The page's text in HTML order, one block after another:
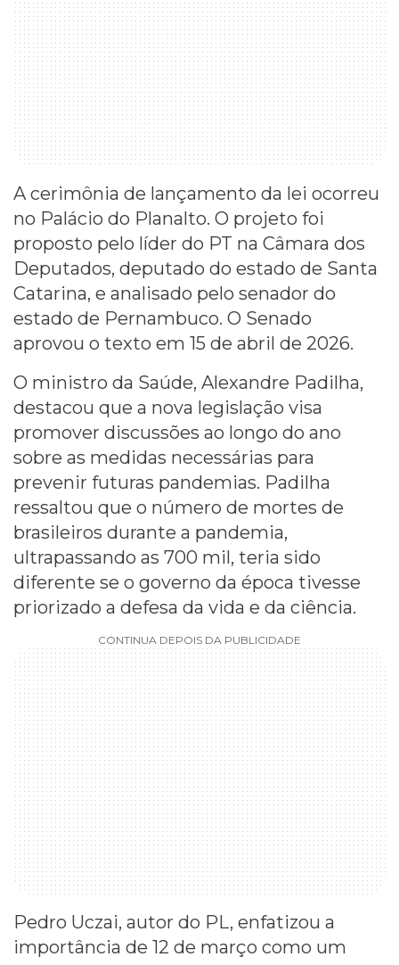
A cerimônia de lançamento da lei ocorreu
no Palácio do Planalto. O projeto foi
proposto pelo líder do PT na Câmara dos
Deputados, deputado do estado de Santa
Catarina, e analisado pelo senador do
estado de Pernambuco. O Senado
aprovou o texto em 15 de abril de 2026.
O ministro da Saúde, Alexandre Padilha,
destacou que a nova legislação visa
promover discussões ao longo do ano
sobre as medidas necessárias para
prevenir futuras pandemias. Padilha
ressaltou que o número de mortes de
brasileiros durante a pandemia,
ultrapassando as 700 mil, teria sido
diferente se o governo da época tivesse
priorizado a defesa da vida e da ciência.
CONTINUA DEPOIS DA PUBLICIDADE
Pedro Uczai, autor do PL, enfatizou a
importância de 12 de março como um